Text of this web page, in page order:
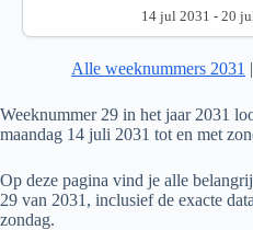
14 jul 2031 - 20
Alle weeknummers 2031
Weeknummer 29 in het jaar 2031
maandag 14 juli 2031 tot en met
Op deze pagina vind je alle
29 van 2031, inclusief de exacte
zondag.